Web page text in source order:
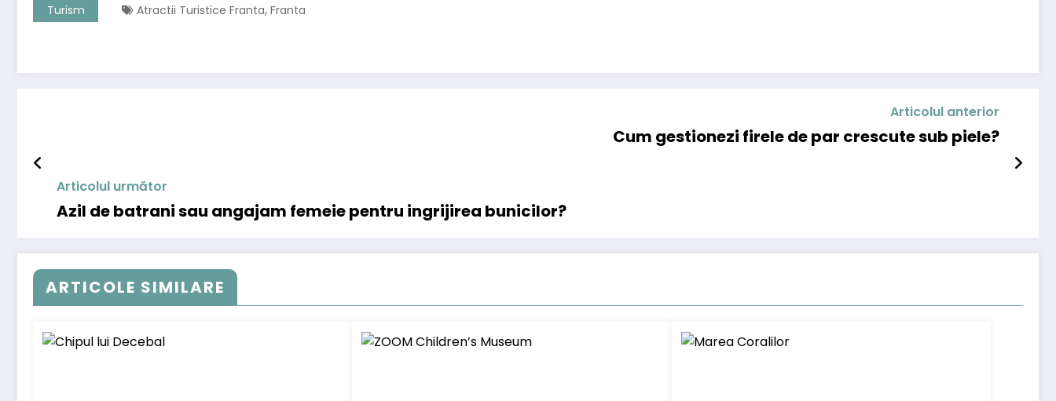
Turism Atractii Turistice Franta, Franta
Articolul anterior
Cum gestionezi firele de par crescute sub piele?
Articolul următor
Azil de batrani sau angajam femeie pentru ingrijirea bunicilor?
ARTICOLE SIMILARE